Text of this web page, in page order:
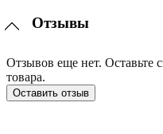
Отзывы
Отзывов еще нет. Оставьте
товара.
Оставить отзыв